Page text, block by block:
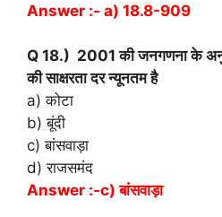
Answer :- a) 18.8-909
Q 18.) 2001 की जनगणना के
की साक्षरता दर न्यूनतम है
a) कोटा
b) बूंदी
c) बांसवाड़ा
d) राजसमंद
Answer :-c) बांसवाड़ा